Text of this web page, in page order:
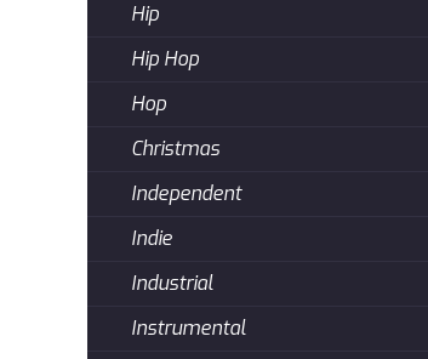
Hip
Hip Hop
Hop
Christmas
Independent
Indie
Industrial
Instrumental